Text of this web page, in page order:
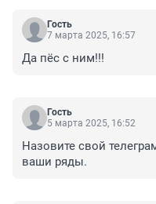
Гость
7 марта 2025, 16:57
Да пёс с ним!!!
Гость
5 марта 2025, 16:52
Назовите свой
ваши ряды.